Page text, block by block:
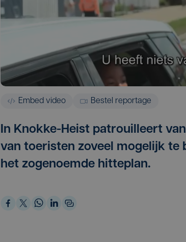
Embed video Bestel reportage
In Knokke-Heist patrouilleert
van toeristen zoveel mogelijk te
het zogenoemde hitteplan.